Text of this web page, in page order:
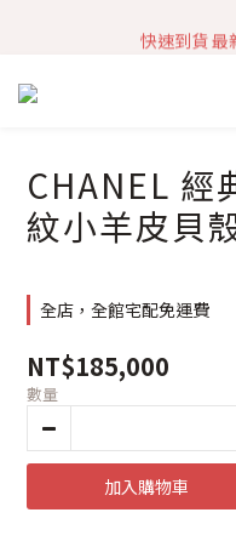
加入社
快速到貨 最
加入社
CHANEL 經
紋小羊皮貝
全店，全館宅配免運費
NT$185,000
數量
加入購物車